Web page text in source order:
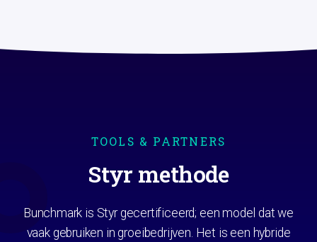
TOOLS & PARTNERS
Styr methode
Bunchmark is Styr gecertificeerd; een model dat we
vaak gebruiken in groeibedrijven. Het is een hybride